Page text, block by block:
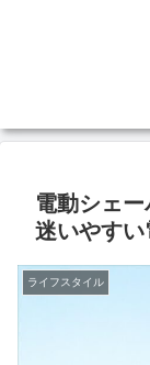
電動シェ
迷いやすい
ライフスタイル